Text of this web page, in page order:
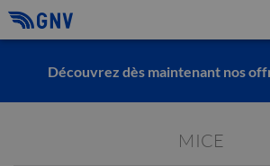
Découvrez dès maintenant nos
MICE